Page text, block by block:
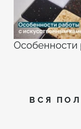
Особенности
ВСЯ